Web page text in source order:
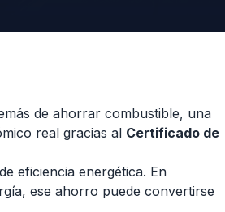
de ahorrar combustible, una
real gracias al Certificado de
eficiencia energética. En
ese ahorro puede convertirse